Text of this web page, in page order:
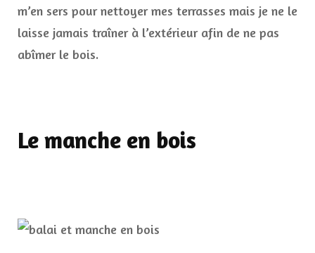
m’en sers pour nettoyer mes terrasses mais je ne le
laisse jamais traîner à l’extérieur afin de ne pas
abîmer le bois.
Le manche en bois